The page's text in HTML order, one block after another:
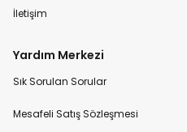
İletişim
Yardım Merkezi
Sık Sorulan Sorular
Mesafeli Satış Sözleşmesi